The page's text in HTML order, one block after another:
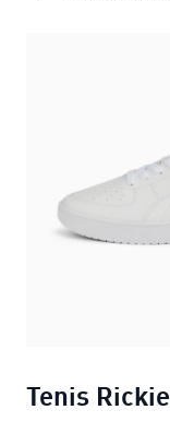
Tenis Rickie